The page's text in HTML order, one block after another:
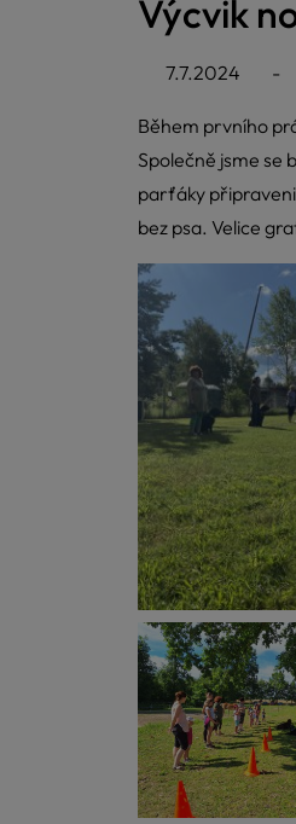
Výcvik
7.7.2024 -
Během prvního
Společně jsme se
parťáky připraveni
bez psa. Velice